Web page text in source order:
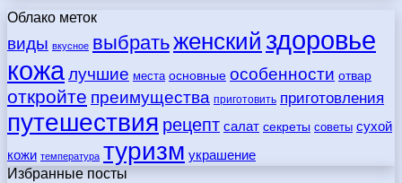
Облако меток
виды вкусное выбратьженский здоровье
кожалучшие места основные особенности отвар
откройте преимущества приготовить приготовления
путешествия рецепт салат секреты советы сухой
кожи температура туризм украшение
Избранные посты